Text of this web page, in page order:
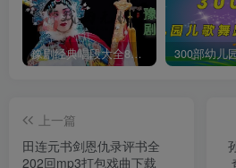
豫剧经典唱段大全850首mp3打包戏曲下载
上一篇
田连元书剑恩仇录评书全
202回mp3打包戏曲下载